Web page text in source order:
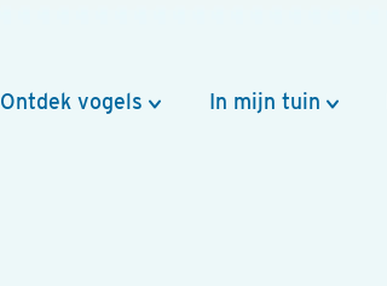
Ontdek vogels In mijn tuin